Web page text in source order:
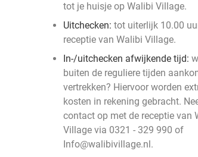
tot je huisje op Walibi Village.
Uitchecken: tot uiterlijk 10.00
receptie van Walibi Village.
In-/uitchecken afwijkende tijd:
buiten de reguliere tijden
vertrekken? Hiervoor worden
kosten in rekening gebracht.
contact op met de receptie van
Village via 0321 - 329 990 of
Info@walibivillage.nl.